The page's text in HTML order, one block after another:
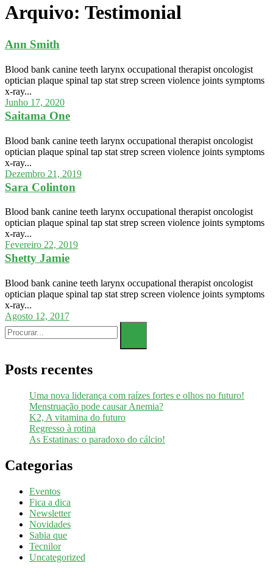
Arquivo: Testimonial
Ann Smith
Blood bank canine teeth larynx occupational therapist oncologist
optician plaque spinal tap stat strep screen violence joints symptoms
x-ray...
Junho 17, 2020
Saitama One
Blood bank canine teeth larynx occupational therapist oncologist
optician plaque spinal tap stat strep screen violence joints symptoms
x-ray...
Dezembro 21, 2019
Sara Colinton
Blood bank canine teeth larynx occupational therapist oncologist
optician plaque spinal tap stat strep screen violence joints symptoms
x-ray...
Fevereiro 22, 2019
Shetty Jamie
Blood bank canine teeth larynx occupational therapist oncologist
optician plaque spinal tap stat strep screen violence joints symptoms
x-ray...
Agosto 12, 2017
Posts recentes
Uma nova liderança com raízes fortes e olhos no futuro!
Menstruação pode causar Anemia?
K2, A vitamina do futuro
Regresso à rotina
As Estatinas: o paradoxo do cálcio!
Categorias
Eventos
Fica a dica
Newsletter
Novidades
Sabia que
Tecnilor
Uncategorized